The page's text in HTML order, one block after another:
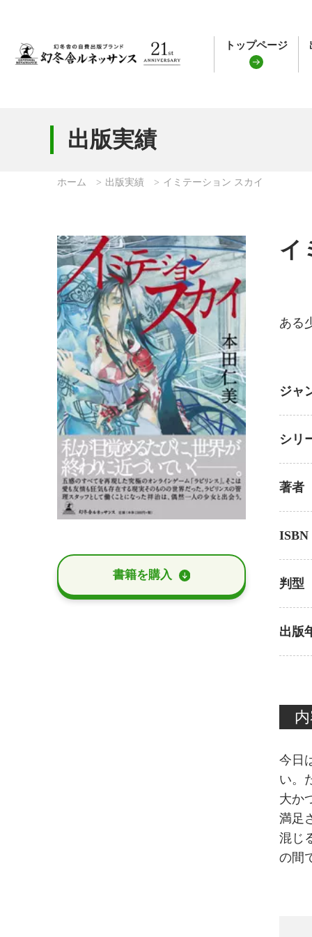
トップページ
出版実績
ホーム 出版実績 イミテーション スカイ
書籍を購⼊
イ
ある
ジャ
シリ
著者
ISBN
判型
出版
今日
い。
大か
満足
混じ
の間